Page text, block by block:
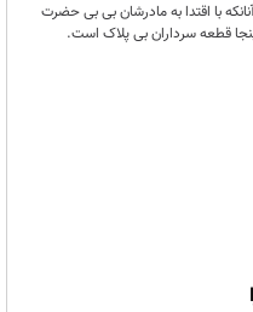
با اقتدا به مادرشان بی بی حضرت
قطعه سرداران بی پلاک است.